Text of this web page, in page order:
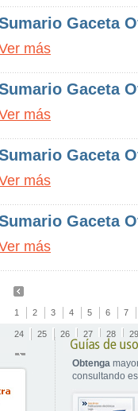
Gaceta
más
Gaceta
más
Gaceta
más
Gaceta
más
1 2 3 4 5 6 7
24 25 26 27 28 29
Obtenga
consultando